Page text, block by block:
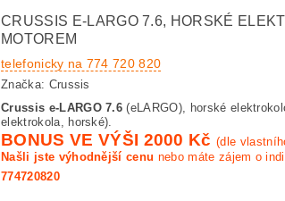
CRUSSIS E-LARGO 7.6, HORSKÉ
MOTOREM
telefonicky na 774 720 820
Značka: Crussis
Crussis e-LARGO 7.6 (eLARGO), horské
elektrokola, horské).
BONUS VE VÝŠI 2000 Kč (dle
Našli jste výhodnější cenu nebo máte zájem o
774720820